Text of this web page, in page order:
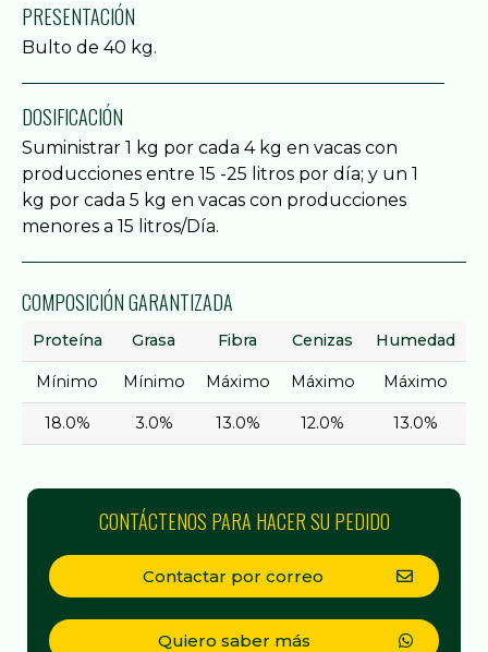
PRESENTACIÓN
Bulto de 40 kg.
DOSIFICACIÓN
Suministrar 1 kg por cada 4 kg en vacas con
producciones entre 15 -25 litros por día; y un 1
kg por cada 5 kg en vacas con producciones
menores a 15 litros/Día.
COMPOSICIÓN GARANTIZADA
Proteína Grasa Fibra Cenizas Humedad
Mínimo Mínimo Máximo Máximo Máximo
18.0% 3.0% 13.0% 12.0% 13.0%
CONTÁCTENOS PARA HACER SU PEDIDO
Contactar por correo
Quiero saber más